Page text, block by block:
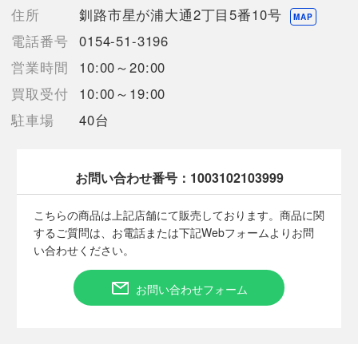
の反映が間に合わず欠品となってしまう場合がございます。
売切れの場合は、ご購入をキャンセルさせていただく場合がござ
います。】
【備考/コメント】
使用に伴うキズやヨゴレがございます。
店頭との併売商品の為、記載にない細かなキズや汚れ等状態が多
ますが、実際の商品と比較し色身に多少誤差が生じる場合があり
ますこと予めご了承ください。
素人採寸の為多少の誤差はご了承下さい。
サイズは平置きでの計測となっております。
■状態等は画像をご確認・ご参照下さい。
住所 釧路市星が浦大通2丁目5番10号 MAP
電話番号 0154-51-3196
営業時間
10:00～20:00
買取受付
10:00～19:00
駐車場
40台
お問い合わせ番号： 1003102103999
こちらの商品は上記店舗にて販売しております。商品に関
するご質問は、お電話または下記Webフォームよりお問
い合わせください。
お問い合わせフォーム